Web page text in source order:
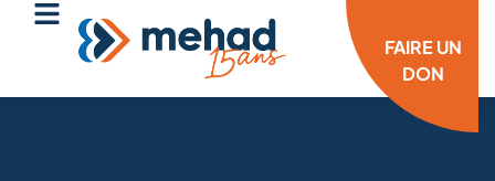
FAIRE UN
DON